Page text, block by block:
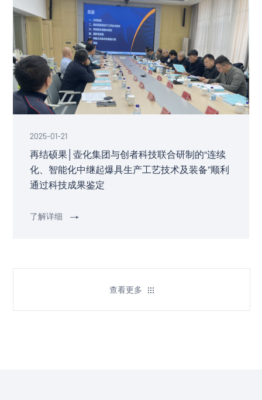
2025-01-21
再结硕果│壶化集团与创者科技联合研制的“连续
化、智能化中继起爆具生产工艺技术及装备”顺利
通过科技成果鉴定
了解详细
查看更多